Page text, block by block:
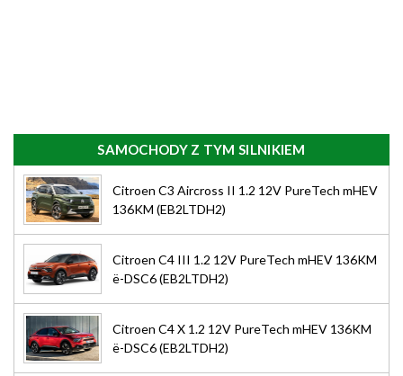
SAMOCHODY Z TYM SILNIKIEM
Citroen C3 Aircross II 1.2 12V PureTech mHEV
136KM (EB2LTDH2)
Citroen C4 III 1.2 12V PureTech mHEV 136KM
ë-DSC6 (EB2LTDH2)
Citroen C4 X 1.2 12V PureTech mHEV 136KM
ë-DSC6 (EB2LTDH2)